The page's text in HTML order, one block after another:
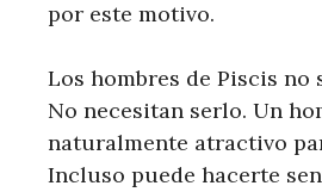
por este motivo.
Los hombres de Piscis no
No necesitan serlo. Un
naturalmente atractivo
Incluso puede hacerte